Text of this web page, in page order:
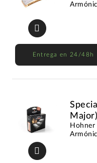
Entrega en 24/48h
Hohner